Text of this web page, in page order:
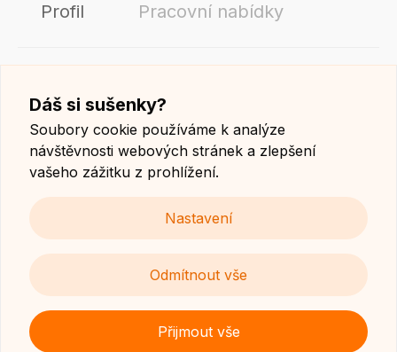
Profil Pracovní nabídky
Ups, nebyla nalezena žádná pracovní místa.
Dáš si sušenky?
Soubory cookie používáme k analýze
návštěvnosti webových stránek a zlepšení
vašeho zážitku z prohlížení.
Nastavení
Odmítnout vše
Přijmout vše